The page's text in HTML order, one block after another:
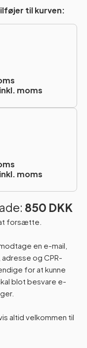
til kurven:
moms
moms
850 DKK
forsætte.
en e-mail,
og CPR-
for at kunne
blot besvare e-
altid velkommen til